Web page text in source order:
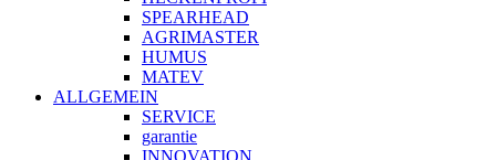
SPEARHEAD
AGRIMASTER
HUMUS
MATEV
ALLGEMEIN
SERVICE
garantie
INNOVATION